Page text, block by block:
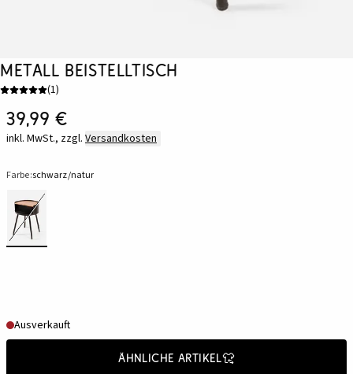
Metall Beistelltisch
(1)
39,99 €
inkl. MwSt., zzgl. Versandkosten
Farbe:schwarz/natur
Ausverkauft
Ähnliche Artikel